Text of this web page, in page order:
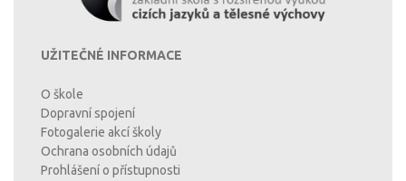
UŽITEČNÉ INFORMACE
O škole
Dopravní spojení
Fotogalerie akcí školy
Ochrana osobních údajů
Prohlášení o přístupnosti